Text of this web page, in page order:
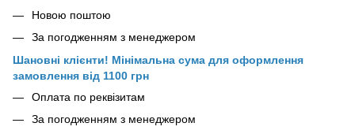
Новою поштою
За погодженням з менеджером
Шановні клієнти! Мінімальна сума для оформлення
замовлення від 1100 грн
Оплата по реквізитам
За погодженням з менеджером